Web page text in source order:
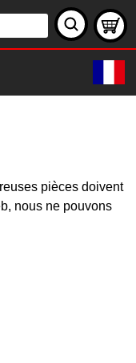
pièces doivent
nous ne pouvons